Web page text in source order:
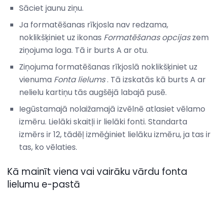
Sāciet jaunu ziņu.
Ja formatēšanas rīkjosla nav redzama,
noklikšķiniet uz ikonas Formatēšanas opcijaszem
ziņojuma loga. Tā ir burts A ar otu.
Ziņojuma formatēšanas rīkjoslā noklikšķiniet uz
vienuma Fonta lielums. Tā izskatās kā burts A ar
nelielu kartiņu tās augšējā labajā pusē.
Iegūstamajā nolaižamajā izvēlnē atlasiet vēlamo
izmēru. Lielāki skaitļi ir lielāki fonti. Standarta
izmērs ir 12, tādēļ izmēģiniet lielāku izmēru, ja tas ir
tas, ko vēlaties.
Kā mainīt viena vai vairāku vārdu fonta
lielumu e-pastā